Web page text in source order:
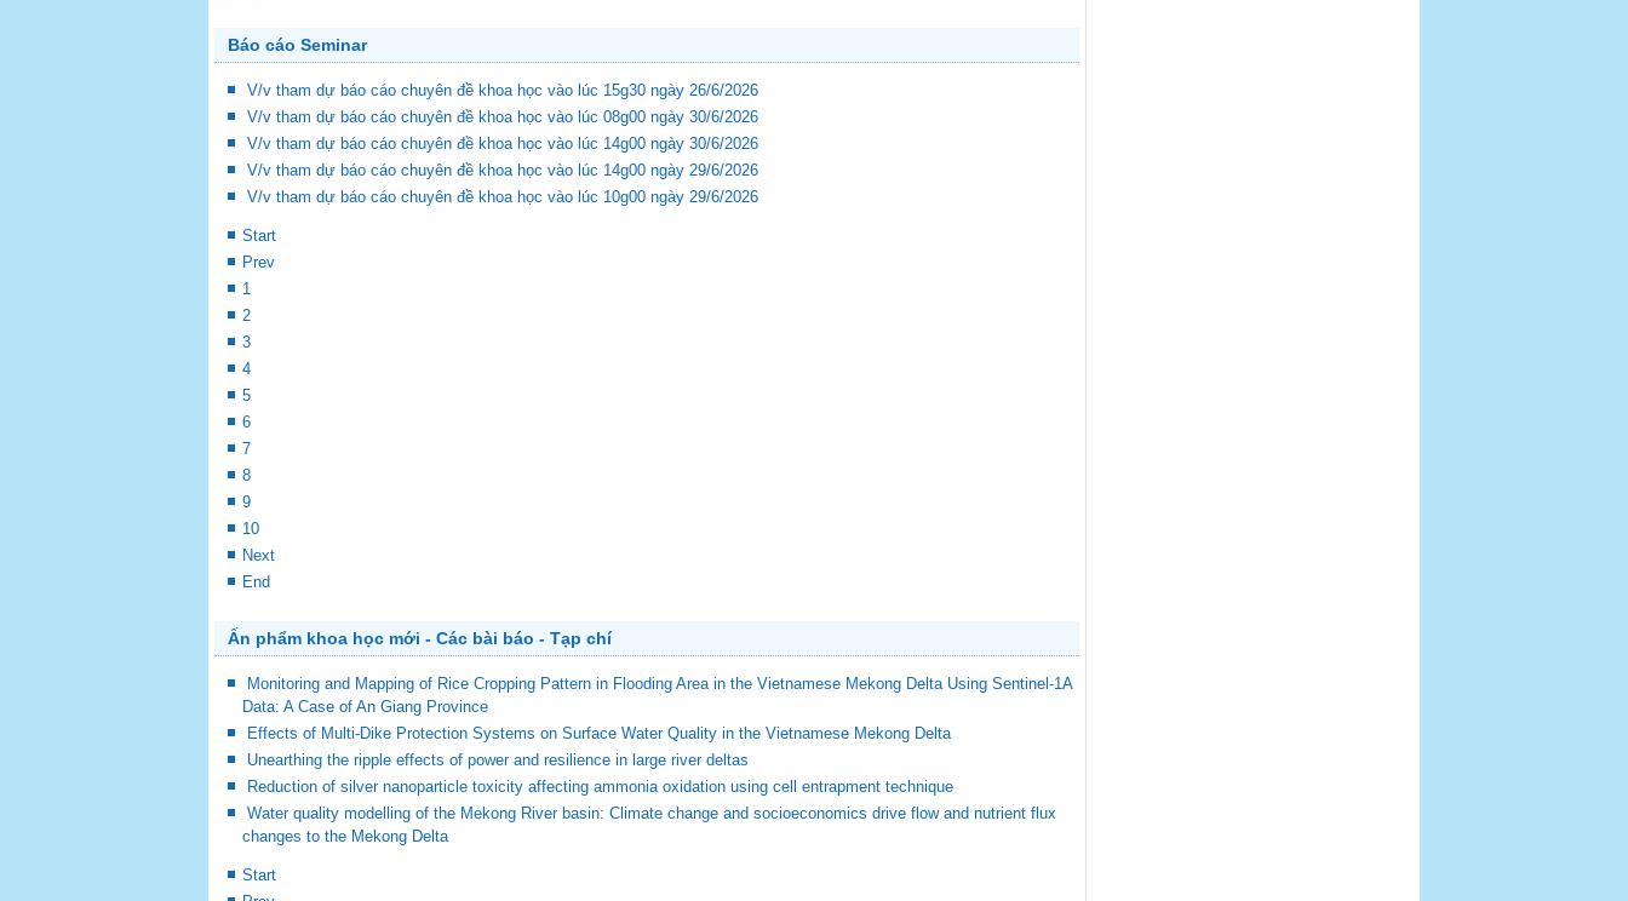
Báo cáo Seminar
V/v tham dự báo cáo chuyên đề khoa học vào lúc 15g30 ngày 26/6/2026
V/v tham dự báo cáo chuyên đề khoa học vào lúc 08g00 ngày 30/6/2026
V/v tham dự báo cáo chuyên đề khoa học vào lúc 14g00 ngày 30/6/2026
V/v tham dự báo cáo chuyên đề khoa học vào lúc 14g00 ngày 29/6/2026
V/v tham dự báo cáo chuyên đề khoa học vào lúc 10g00 ngày 29/6/2026
Start
Prev
1
2
3
4
5
6
7
8
9
10
Next
End
Ấn phẩm khoa học mới - Các bài báo - Tạp chí
Monitoring and Mapping of Rice Cropping Pattern in Flooding Area in the Vietnamese Mekong Delta Using Sentinel-1A
Data: A Case of An Giang Province
Effects of Multi-Dike Protection Systems on Surface Water Quality in the Vietnamese Mekong Delta
Unearthing the ripple effects of power and resilience in large river deltas
Reduction of silver nanoparticle toxicity affecting ammonia oxidation using cell entrapment technique
Water quality modelling of the Mekong River basin: Climate change and socioeconomics drive flow and nutrient flux
changes to the Mekong Delta
Start